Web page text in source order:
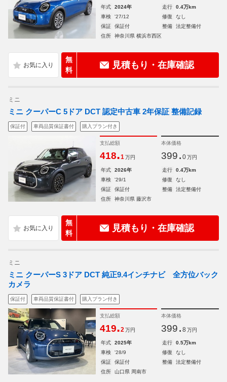
年式 2024年 走行
0.4万km
車検
'27/12 修復
なし
保証
保証付 整備
法定整備付
住所
神奈川県 横浜市西区
無
料
見積もり・在庫確認
ミニ
ミニ クーパーC 5ドア DCT 認定中古車 2年保証 整備記録
保証付 車両品質保証書付 購入プラン付き
支払総額
418.1 万円
本体価格
399. 0 万円
年式 2026年 走行
0.4万km
車検
'29/1 修復
なし
保証
保証付 整備
法定整備付
住所
神奈川県 藤沢市
無
料
見積もり・在庫確認
ミニ
ミニ クーパーS 3ドア DCT 純正9.4インチナビ 全方位バック
カメラ
保証付 車両品質保証書付 購入プラン付き
支払総額
419.2 万円
本体価格
399. 8 万円
年式 2025年 走行
0.5万km
車検
'28/9 修復
なし
保証
保証付 整備
法定整備付
住所
山口県 周南市